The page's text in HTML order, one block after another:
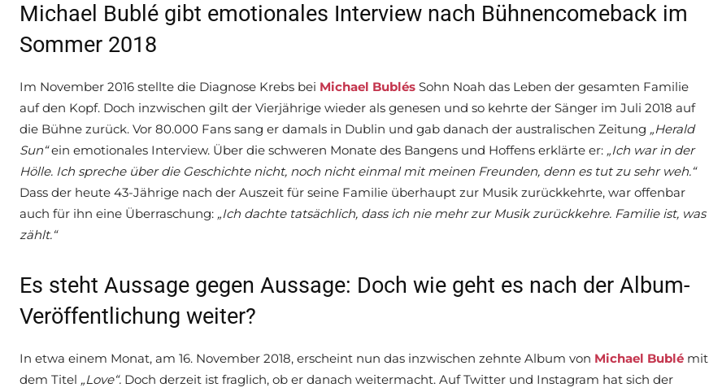
Michael Bublé gibt emotionales Interview nach Bühnencomeback im
Sommer 2018
Im November 2016 stellte die Diagnose Krebs bei Michael Bublés Sohn Noah das Leben der gesamten Familie
auf den Kopf. Doch inzwischen gilt der Vierjährige wieder als genesen und so kehrte der Sänger im Juli 2018 auf
die Bühne zurück. Vor 80.000 Fans sang er damals in Dublin und gab danach der australischen Zeitung „Herald
Sun“ein emotionales Interview. Über die schweren Monate des Bangens und Hoffens erklärte er: „Ich war in der
Hölle. Ich spreche über die Geschichte nicht, noch nicht einmal mit meinen Freunden, denn es tut zu sehr weh.“
Dass der heute 43-Jährige nach der Auszeit für seine Familie überhaupt zur Musik zurückkehrte, war offenbar
auch für ihn eine Überraschung: „Ich dachte tatsächlich, dass ich nie mehr zur Musik zurückkehre. Familie ist, was
zählt.“
Es steht Aussage gegen Aussage: Doch wie geht es nach der Album-
Veröffentlichung weiter?
In etwa einem Monat, am 16. November 2018, erscheint nun das inzwischen zehnte Album von Michael Bublé mit
dem Titel „Love“. Doch derzeit ist fraglich, ob er danach weitermacht. Auf Twitter und Instagram hat sich der